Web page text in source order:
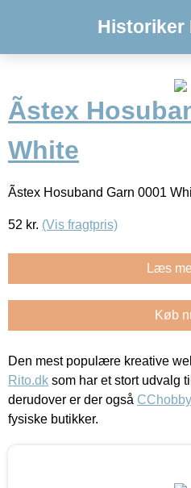
Historiker
Ãstex
White
Ãstex Hosuband Garn 0001
52 kr. (Vis fragtpris)
Læs
Køb
Den mest populære kreative
Rito.dk som har et stort udvalg
derudover er der også
fysiske butikker.